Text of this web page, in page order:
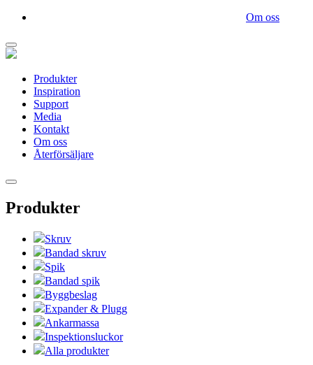
Om oss
Produkter
Inspiration
Support
Media
Kontakt
Om oss
Återförsäljare
Produkter
Skruv
Bandad skruv
Spik
Bandad spik
Byggbeslag
Expander & Plugg
Ankarmassa
Inspektionsluckor
Alla produkter